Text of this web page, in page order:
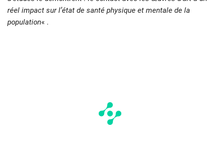
réel impact sur l’état de santé physique et mentale de la
population« .